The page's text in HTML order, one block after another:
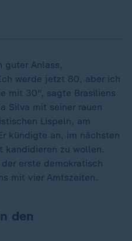
guter Anlass,
werde jetzt 80, aber ich
mit 30", sagte Brasiliens
Silva mit seiner rauen
Lispeln, am
kündigte an, im nächsten
kandidieren zu wollen.
erste demokratisch
mit vier Amtszeiten.
den